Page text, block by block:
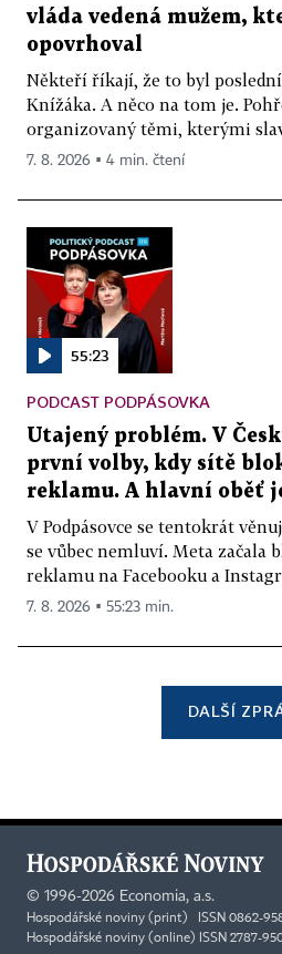
vláda vedená mužem,
opovrhoval
Někteří říkají, že to byl
Knížáka. A něco na tom je.
organizovaný těmi, kterými
7. 8. 2026 ▪ 4 min. čtení
55:23
PODCAST PODPÁSOVKA
Utajený problém. V
první volby, kdy sítě
reklamu. A hlavní oběť
V Podpásovce se tentokrát
se vůbec nemluví. Meta začala
reklamu na Facebooku a
7. 8. 2026 ▪ 55:23 min.
DALŠÍ
© 1996-2026 Economia, a.s.
Hospodářské noviny (print) ISSN 0862-
Hospodářské noviny (online) ISSN 2787-